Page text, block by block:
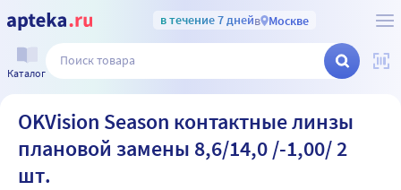
в течение 7 днейв Москве
Каталог
OKVision Season контактные линзы
плановой замены 8,6/14,0 /-1,00/ 2
шт.